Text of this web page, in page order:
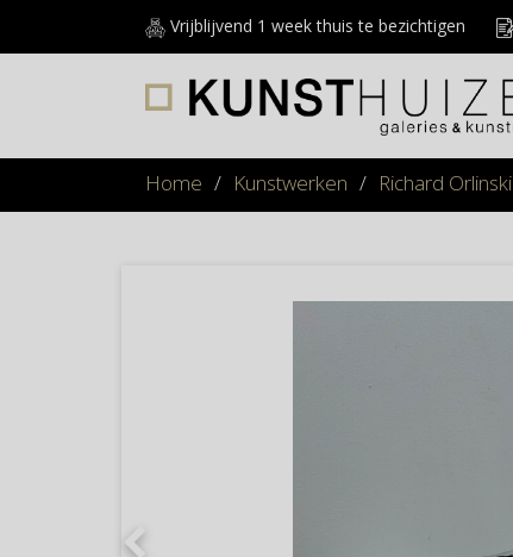
Vrijblijvend 1 week thuis te bezichtigen
Home / Kunstwerken / Richard Orlinski